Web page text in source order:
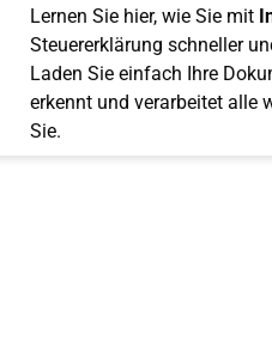
Lernen Sie hier, wie Sie mit
Steuererklärung schneller
Laden Sie einfach Ihre
erkennt und verarbeitet alle
Sie.